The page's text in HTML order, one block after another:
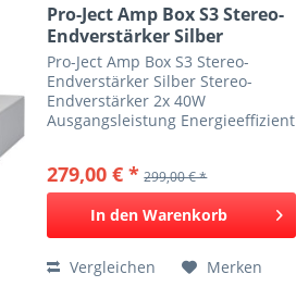
Pro-Ject Amp Box S3 Stereo-
Endverstärker Silber
Pro-Ject Amp Box S3 Stereo-
Endverstärker Silber Stereo-
Endverstärker 2x 40W
Ausgangsleistung Energieeffizient
aus gebürstetem Aluminium Viel
Kraft auf minimalem Raum Die...
279,00 € * 299,00 € *
In den Warenkorb
Vergleichen Merken